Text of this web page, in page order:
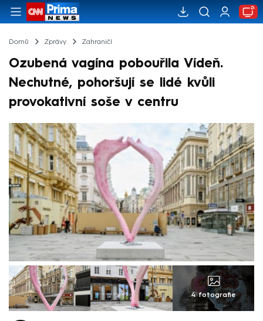
Domů Zprávy Zahraničí
Ozubená vagína pobouřila Vídeň.
Nechutné, pohoršují se lidé kvůli
provokativní soše v centru
4 fotografie